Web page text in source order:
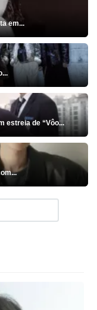
em...
estreia de “Vôo...